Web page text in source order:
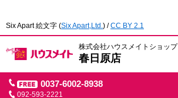
Six Apart 絵文字 (Six Apart,Ltd.) /CC BY 2.1
株式会社ハウスメイトショップ
春日原店
0037-6002-8938
092-593-2221